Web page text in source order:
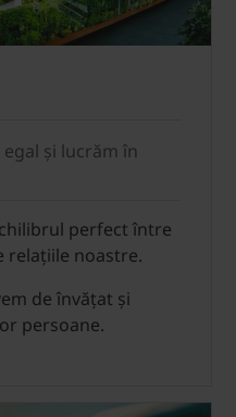
și lucrăm în
perfect între
relațiile noastre.
de învățat și
persoane.